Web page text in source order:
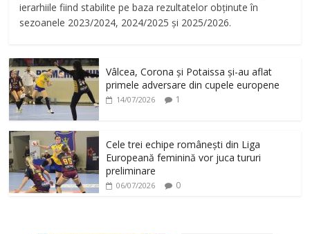
ierarhiile fiind stabilite pe baza rezultatelor obținute în
sezoanele 2023/2024, 2024/2025 și 2025/2026.
Vâlcea, Corona și Potaissa și-au aflat
primele adversare din cupele europene
14/07/2026 1
Cele trei echipe românești din Liga
Europeană feminină vor juca tururi
preliminare
06/07/2026 0